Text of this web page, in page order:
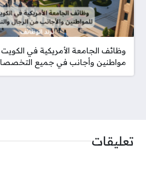
وظائف الجامعة الأمريكية في
مواطنين وأجانب في جميع
تعليقات